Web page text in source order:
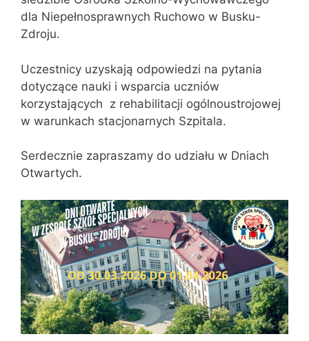
dla Niepełnosprawnych Ruchowo w Busku-
Zdroju.
Uczestnicy uzyskają odpowiedzi na pytania
dotyczące nauki i wsparcia uczniów
korzystających z rehabilitacji ogólnoustrojowej
w warunkach stacjonarnych Szpitala.
Serdecznie zapraszamy do udziału w Dniach
Otwartych.